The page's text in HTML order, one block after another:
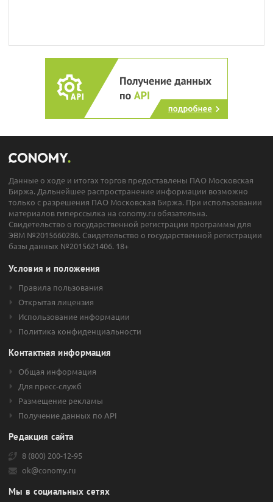
Данные о ходе и итогах торгов предоставлены ПАО Московская
Биржа. Дальнейшее распространение информации возможно
только с разрешения ПАО Московская Биржа. При использовании
материалов гиперссылка на conomy.ru обязательна.
Свидетельство о государственной регистрации программы для
ЭВМ №2015660286. Свидетельство о государственной регистрации
базы данных №2015621406. 18+
Условия и положения
Правила пользования
Открытая лицензия
Использование информации
Политика конфиденциальности
Контактная информация
Общая информация
Для пресс-служб
Размещение рекламы
Получение данных по API
Редакция сайта
8 (800) 200-12-95
ok@conomy.ru
Мы в социальных сетях